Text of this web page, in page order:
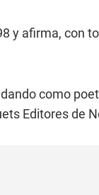
y afirma, con
como
Editores de